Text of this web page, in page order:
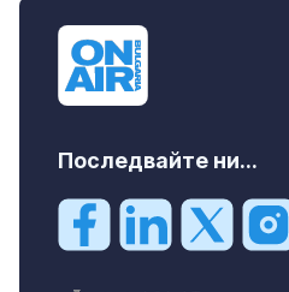
Последвайте ни...